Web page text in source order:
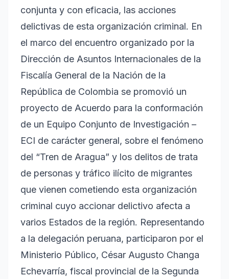
conjunta y con eficacia, las acciones
delictivas de esta organización criminal. En
el marco del encuentro organizado por la
Dirección de Asuntos Internacionales de la
Fiscalía General de la Nación de la
República de Colombia se promovió un
proyecto de Acuerdo para la conformación
de un Equipo Conjunto de Investigación –
ECI de carácter general, sobre el fenómeno
del “Tren de Aragua” y los delitos de trata
de personas y tráfico ilícito de migrantes
que vienen cometiendo esta organización
criminal cuyo accionar delictivo afecta a
varios Estados de la región. Representando
a la delegación peruana, participaron por el
Ministerio Público, César Augusto Changa
Echevarría, fiscal provincial de la Segunda